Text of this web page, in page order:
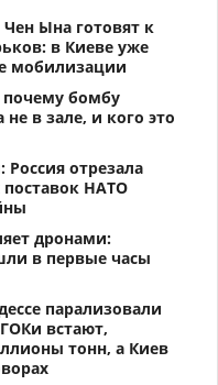
Ына готовят к
в Киеве уже
мобилизации
бомбу
в зале, и кого это
Россия отрезала
НАТО
дронами:
в первые часы
парализовали
встают,
тонн, а Киев